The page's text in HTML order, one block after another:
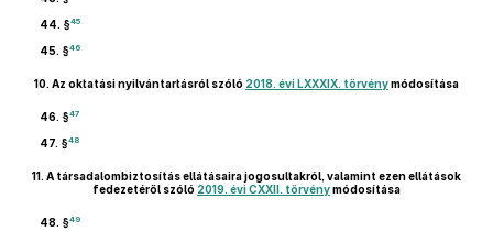
44. §45
45. §46
10. Az oktatási nyilvántartásról szóló 2018. évi LXXXIX. törvénymódosítása
46. §47
47. §48
11. A társadalombiztosítás ellátásaira jogosultakról, valamint ezen ellátások
fedezetéről szóló 2019. évi CXXII. törvénymódosítása
48. §49